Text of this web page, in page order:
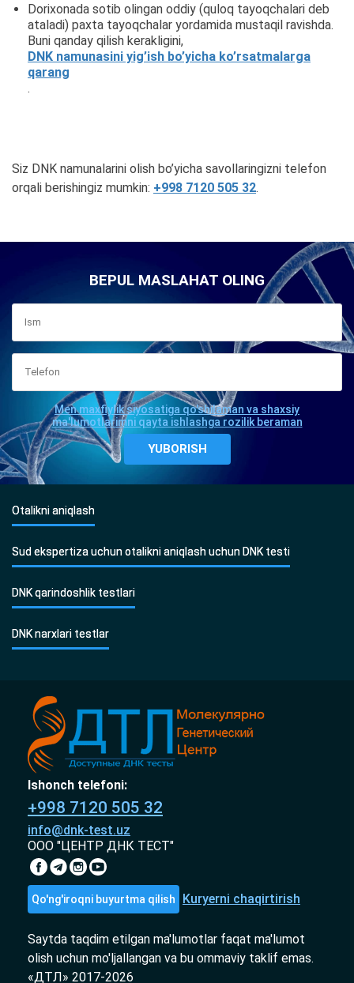
Dorixonada sotib olingan oddiy (quloq tayoqchalari deb
ataladi) paxta tayoqchalar yordamida mustaqil ravishda.
Buni qanday qilish kerakligini,
DNK namunasini yig’ish bo’yicha ko’rsatmalarga
qarang
.
Siz DNK namunalarini olish bo’yicha savollaringizni telefon
orqali berishingiz mumkin: +998 7120 505 32.
BEPUL MASLAHAT OLING
Men maxfiylik siyosatiga qo'shilaman va shaxsiy
ma'lumotlarimni qayta ishlashga rozilik beraman
Otalikni aniqlash
Sud ekspertiza uchun otalikni aniqlash uchun DNK testi
DNK qarindoshlik testlari
DNK narxlari testlar
Ishonch telefoni:
+998 7120 505 32
info@dnk-test.uz
ООО "ЦЕНТР ДНК ТЕСТ"
Qo'ng'iroqni buyurtma qilish Kuryerni chaqirtirish
Saytda taqdim etilgan ma'lumotlar faqat ma'lumot
olish uchun mo'ljallangan va bu ommaviy taklif emas.
«ДТЛ» 2017-2026